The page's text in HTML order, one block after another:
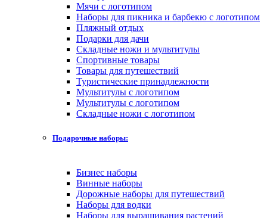
Мячи с логотипом
Наборы для пикника и барбекю с логотипом
Пляжный отдых
Подарки для дачи
Складные ножи и мультитулы
Спортивные товары
Товары для путешествий
Туристические принадлежности
Мультитулы с логотипом
Мультитулы с логотипом
Складные ножи с логотипом
Подарочные наборы:
Бизнес наборы
Винные наборы
Дорожные наборы для путешествий
Наборы для водки
Наборы для выращивания растений